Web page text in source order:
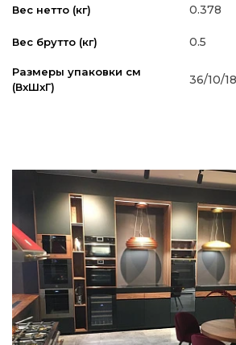
Вес нетто (кг) 0.378
Вес брутто (кг) 0.5
Размеры упаковки см
(ВxШxГ)
36/10/18